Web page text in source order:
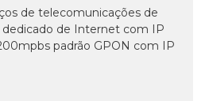
de telecomunicações de
dedicado de Internet com IP
padrão GPON com IP